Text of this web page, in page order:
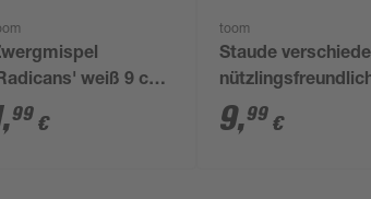
weiß 9 cm
,99 €
toom
Staude
Sorten 19 cm Topf
9,99 €